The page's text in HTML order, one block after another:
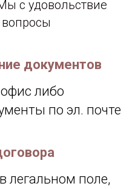
с удовольствие
документов
либо
по эл. почте
легальном поле,